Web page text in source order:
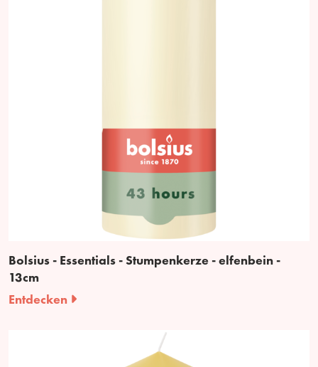
Bolsius - Essentials - Stumpenkerze - elfenbein -
13cm
Entdecken